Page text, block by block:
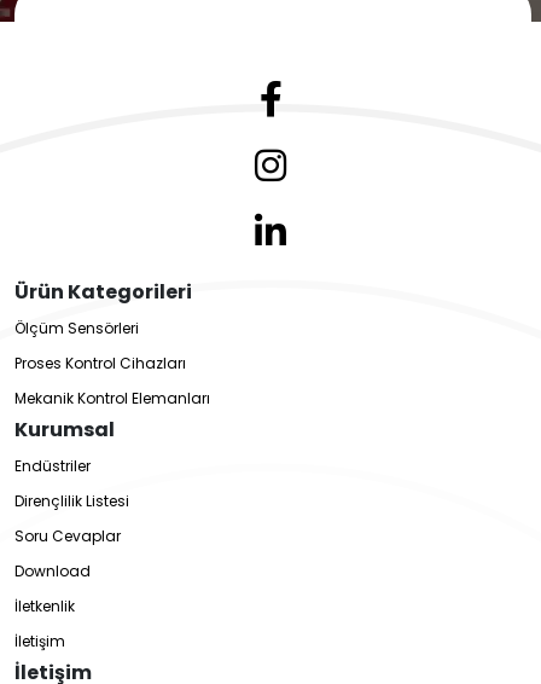
Ürün Kategorileri
Ölçüm Sensörleri
Proses Kontrol Cihazları
Mekanik Kontrol Elemanları
Kurumsal
Endüstriler
Dirençlilik Listesi
Soru Cevaplar
Download
İletkenlik
İletişim
İletişim